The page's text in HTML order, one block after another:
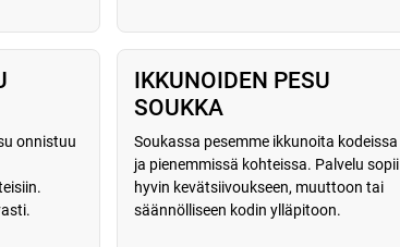
onnistuu
IKKUNOIDEN PESU
SOUKKA
Soukassa pesemme ikkunoita kodeissa
ja pienemmissä kohteissa. Palvelu sopii
hyvin kevätsiivoukseen, muuttoon tai
säännölliseen kodin ylläpitoon.